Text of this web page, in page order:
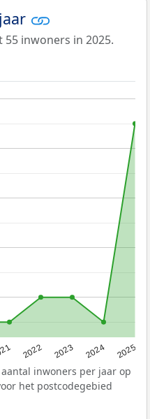
55 inwoners in 2025.
2022 2023 2024 2025
inwoners per jaar op
het postcodegebied